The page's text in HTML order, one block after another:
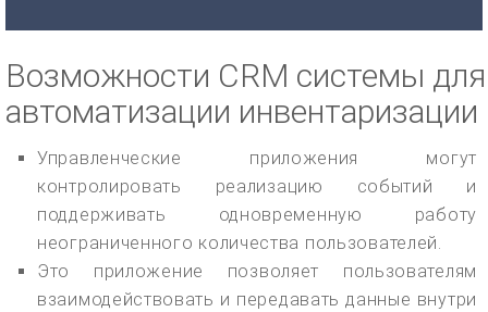
Возможности CRM системы для
автоматизации инвентаризации
Управленческие приложения могут
контролировать реализацию событий и
поддерживать одновременную работу
неограниченного количества пользователей.
Это приложение позволяет пользователям
взаимодействовать и передавать данные внутри